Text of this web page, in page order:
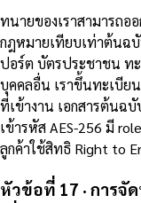
ทนายของเราสามารถ
กฎหมายเทียบเท่าต้นฉ
ปอร์ต บัตรประชาชน ท
บุคคลอื่น เราขึ้นทะเบีย
ที่เข้างาน เอกสารต้นฉ
เข้ารหัส AES-256 มี
ลูกค้าใช้สิทธิ Right to
หัวข้อที่ 17 · การจั